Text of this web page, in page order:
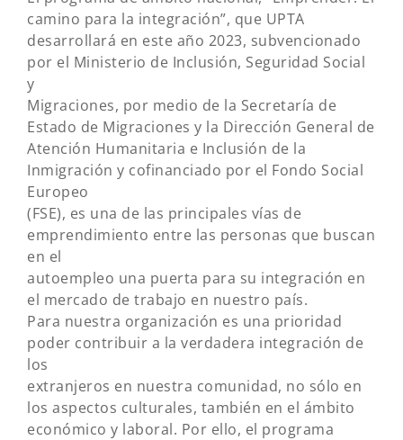
camino para la integración”, que UPTA
desarrollará en este año 2023, subvencionado
por el Ministerio de Inclusión, Seguridad Social
y
Migraciones, por medio de la Secretaría de
Estado de Migraciones y la Dirección General de
Atención Humanitaria e Inclusión de la
Inmigración y cofinanciado por el Fondo Social
Europeo
(FSE), es una de las principales vías de
emprendimiento entre las personas que buscan
en el
autoempleo una puerta para su integración en
el mercado de trabajo en nuestro país.
Para nuestra organización es una prioridad
poder contribuir a la verdadera integración de
los
extranjeros en nuestra comunidad, no sólo en
los aspectos culturales, también en el ámbito
económico y laboral. Por ello, el programa